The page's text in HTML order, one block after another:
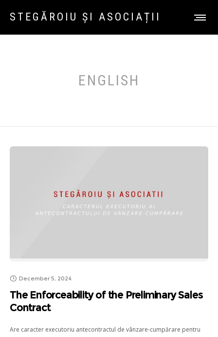
STEGĂROIU ȘI ASOCIAȚII
ENGLISH
December 5, 2024
The Enforceability of the Preliminary Sales
Contract
Are caracter executoriu antecontractul de vânzare-cumpărare pentru